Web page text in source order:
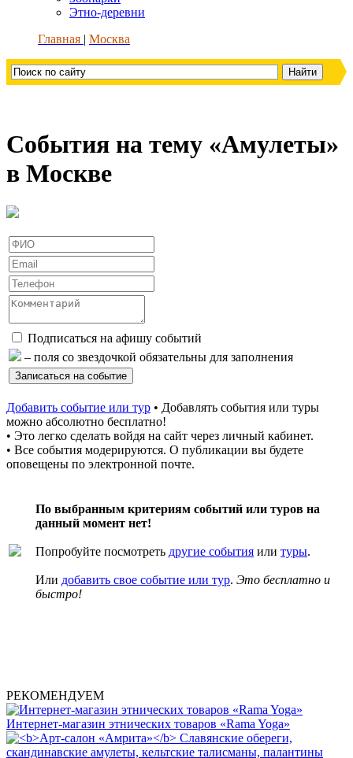
Этно-деревни
Главная
Москва
События на тему «Амулеты»
в Москве
Подписаться на афишу событий
– поля со звездочкой обязательны для заполнения
Добавить событие или тур • Добавлять события или туры
можно абсолютно бесплатно!
• Это легко сделать войдя на сайт через личный кабинет.
• Все события модерируются. О публикации вы будете
оповещены по электронной почте.
По выбранным критериям событий или туров на
данный момент нет!
Попробуйте посмотреть другие события или туры.
Или добавить свое событие или тур. Это бесплатно и
быстро!
РЕКОМЕНДУЕМ
Интернет-магазин этнических товаров «Rama Yoga»